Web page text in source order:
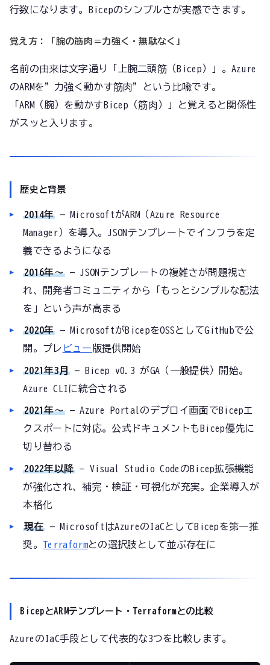
行数になります。Bicepのシンプルさが実感できます。
覚え方：「腕の筋肉＝力強く・無駄なく」
名前の由来は文字通り「上腕二頭筋（Bicep）」。Azure
のARMを”力強く動かす筋肉”という比喩です。
「ARM（腕）を動かすBicep（筋肉）」と覚えると関係性
がスッと入ります。
歴史と背景
2014年 — MicrosoftがARM（Azure Resource
Manager）を導入。JSONテンプレートでインフラを定
義できるようになる
2016年〜— JSONテンプレートの複雑さが問題視さ
れ、開発者コミュニティから「もっとシンプルな記法
を」という声が高まる
2020年 — MicrosoftがBicepをOSSとしてGitHubで公
開。プレ ビュー版提供開始
2021年3月— Bicep v0.3 がGA（一般提供）開始。
Azure CLIに統合される
2021年〜— Azure Portalのデプロイ画面でBicepエ
クスポートに対応。公式ドキュメントもBicep優先に
切り替わる
2022年以降— Visual Studio CodeのBicep拡張機能
が強化され、補完・検証・可視化が充実。企業導入が
本格化
現在 — MicrosoftはAzureのIaCとしてBicepを第一推
奨。 Terraformとの選択肢として並ぶ存在に
BicepとARMテンプレート・Terraformとの比較
AzureのIaC手段として代表的な3つを比較します。